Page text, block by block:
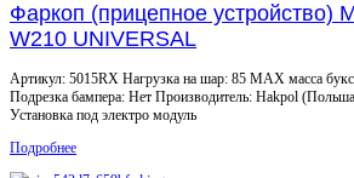
Фаркоп (прицепное устройство)
W210 UNIVERSAL
Артикул: 5015RX Нагрузка на шар: 85 MAX масса
Подрезка бампера: Нет Производитель: Hakpol
Установка под электро модуль
Подробнее